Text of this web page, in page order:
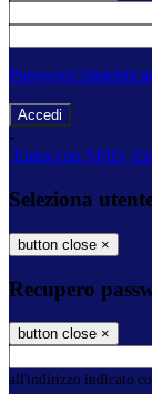
Password
-
Entra con SPID
Seleziona
button close ×
Recupero
button close ×
all'indirizzo indicato